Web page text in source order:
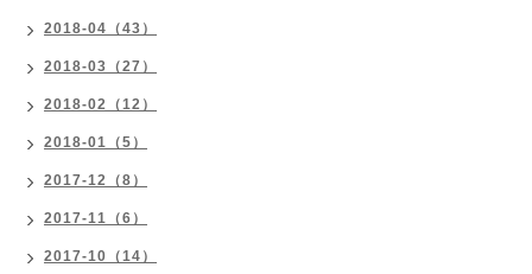
2018-04（43）
2018-03（27）
2018-02（12）
2018-01（5）
2017-12（8）
2017-11（6）
2017-10（14）